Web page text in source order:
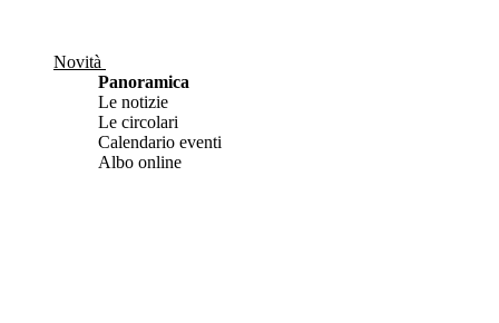
Novità
Panoramica
Le notizie
Le circolari
Calendario eventi
Albo online